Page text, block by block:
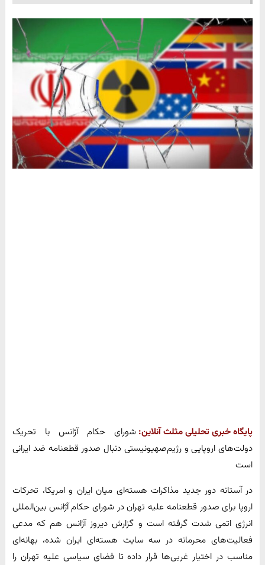
پایگاه خبری تحلیلی مثلث آنلاین: شورای حکام آژانس با تحریک
دولت‌های اروپایی و رژیم‌صهیونیستی دنبال صدور قطعنامه ضد ایرانی
است
در آستانه دور جدید مذاکرات هسته‌ای میان ایران و امریکا، تحرکات
اروپا برای صدور قطعنامه علیه تهران در شورای حکام آژانس بین‌المللی
انرژی اتمی شدت گرفته است و گزارش دیروز آژانس هم که مدعی
فعالیت‌های محرمانه در سه سایت هسته‌ای ایران شده، بهانه‌ای
مناسب در اختیار غربی‌ها قرار داده تا فضای سیاسی علیه تهران را